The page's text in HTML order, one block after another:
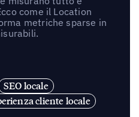
come il Location
metriche sparse in
SEO locale
cliente locale